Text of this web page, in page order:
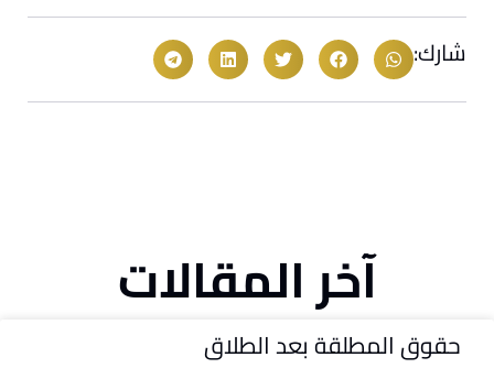
شارك:
آخر المقالات
حقوق المطلقة بعد الطلاق